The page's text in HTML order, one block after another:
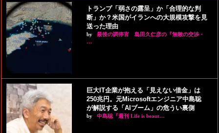
トランプ「弱さの露呈」か「合理的な判
断」か？米国がイランへの大規模攻撃を見
送った理由
by
最後の調停官 島田久仁彦の『無敵の交渉・
…
巨大IT企業が抱える「見えない借金」は
250兆円。元Microsoftエンジニア中島聡
が解説する「AIブーム」の危うい裏側
by 中島聡『週刊 Life is beaut…